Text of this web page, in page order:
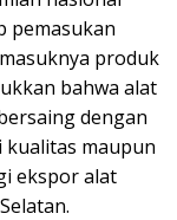
pemasukan
produk
bahwa alat
dengan
kualitas maupun
ekspor alat